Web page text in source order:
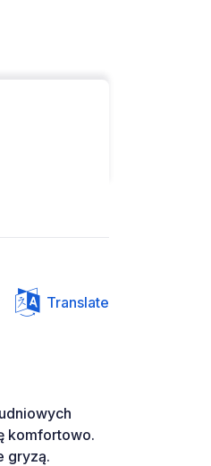
Translate
komfortowo.
gryzą.